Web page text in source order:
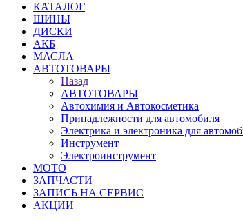
КАТАЛОГ
ШИНЫ
ДИСКИ
АКБ
МАСЛА
АВТОТОВАРЫ
Назад
АВТОТОВАРЫ
Автохимия и Автокосметика
Принадлежности для автомобиля
Электрика и электроника для
Инструмент
Электроинструмент
МОТО
ЗАПЧАСТИ
ЗАПИСЬ НА СЕРВИС
АКЦИИ